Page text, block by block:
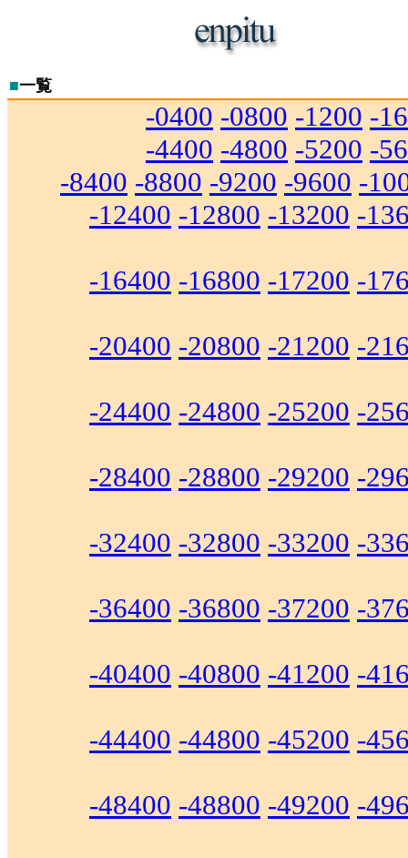
■一覧
-0400 -0800 -1200 -
-4400 -4800 -5200 -
-8400 -8800 -9200 -9600 -
-12400 -12800 -13200 -
-16400 -16800 -17200 -
-20400 -20800 -21200 -
-24400 -24800 -25200 -
-28400 -28800 -29200 -
-32400 -32800 -33200 -
-36400 -36800 -37200 -
-40400 -40800 -41200 -
-44400 -44800 -45200 -
-48400 -48800 -49200 -